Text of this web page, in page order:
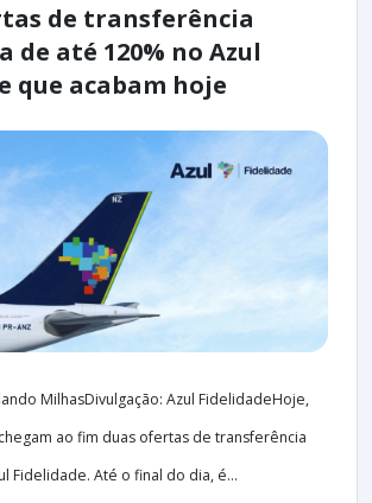
de transferência
de até 120% no Azul
que acabam hoje
MilhasDivulgação: Azul FidelidadeHoje,
ao fim duas ofertas de transferência
Fidelidade. Até o final do dia, é...